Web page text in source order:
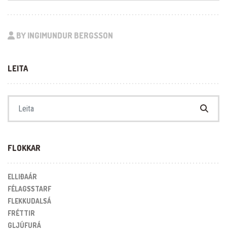
BY INGIMUNDUR BERGSSON
LEITA
FLOKKAR
ELLIÐAÁR
FÉLAGSSTARF
FLEKKUDALSÁ
FRÉTTIR
GLJÚFURÁ